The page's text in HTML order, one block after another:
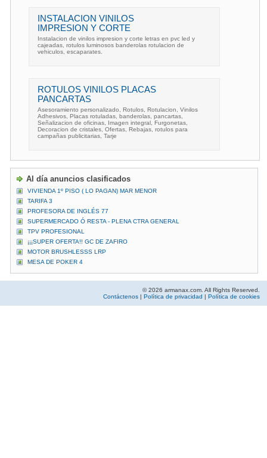
INSTALACION VINILOS
IMPRESION Y CORTE
Instalacion de vinilos impresion y corte letras en pvc led y
cajeadas, rotulos luminosos banderolas rotulacion de
vehiculos, escaparates.
ROTULOS VINILOS PLACAS
PANCARTAS
Asesoramiento personalizado, Rotulos, Rotulacion, Vinilos
Adhesivos, Placas rotuladas, banderolas, pancartas,
Señalizacion de oficinas, Imagen integral, Furgonetas,
Decoracion de cristales, Ofertas, Rebajas, rotulos para
campañas publicitarias, Tarje
Al día anuncios clasificados
VIVIENDA 1º PISO ( LO PAGAN) MAR MENOR
TARIFA 3
PROFESORA DE INGLÉS 77
SUPERMERCADO Ó RESTA - PLENA CTRA GENERAL
TPV PROFESIONAL
¡¡¡SUPER OFERTA!! GC DE ZAFIRO
MOTOR BRUSHLESSS LRP
MESA DE POKER 4
© 2026 armanax.com. All Rights Reserved.
Contáctenos | Política de privacidad | Política de cookies